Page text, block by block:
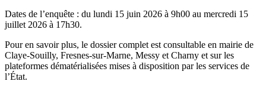
Dates de l’enquête : du lundi 15 juin 2026 à 9h00 au mercredi 15
juillet 2026 à 17h30.
Pour en savoir plus, le dossier complet est consultable en mairie de
Claye-Souilly, Fresnes-sur-Marne, Messy et Charny et sur les
plateformes dématérialisées mises à disposition par les services de
l’État.